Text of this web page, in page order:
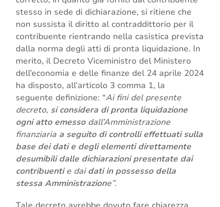
stesso in sede di dichiarazione, si ritiene che
non sussista il diritto al contraddittorio per il
contribuente rientrando nella casistica prevista
dalla norma degli atti di pronta liquidazione. In
merito, il Decreto Viceministro del Ministero
dell’economia e delle finanze del 24 aprile 2024
ha disposto, all’articolo 3 comma 1, la
seguente definizione: “Ai fini del presente
decreto, si considera di pronta liquidazione
ogni atto emessodall’Amministrazione
finanziaria a seguito di controlli effettuati sulla
base dei dati e degli elementi direttamente
desumibili dalle dichiarazioni presentate dai
contribuentie daidati in possesso della
stessa Amministrazione”.